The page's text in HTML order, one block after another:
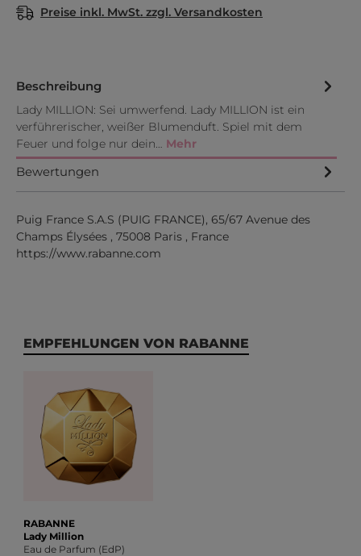
Preise inkl. MwSt. zzgl. Versandkosten
Beschreibung
Lady MILLION: Sei umwerfend. Lady MILLION ist ein
verführerischer, weißer Blumenduft. Spiel mit dem
Feuer und folge nur dein… Mehr
Bewertungen
Puig France S.A.S (PUIG FRANCE), 65/67 Avenue des
Champs Élysées , 75008 Paris , France
https://www.rabanne.com
Produktgalerie überspringen
EMPFEHLUNGEN VON RABANNE
RABANNE
Lady Million
Eau de Parfum (EdP)